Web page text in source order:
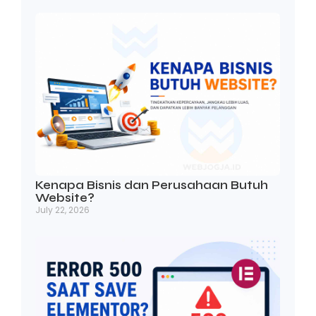
Kenapa Bisnis dan Perusahaan Butuh
Website?
July 22, 2026